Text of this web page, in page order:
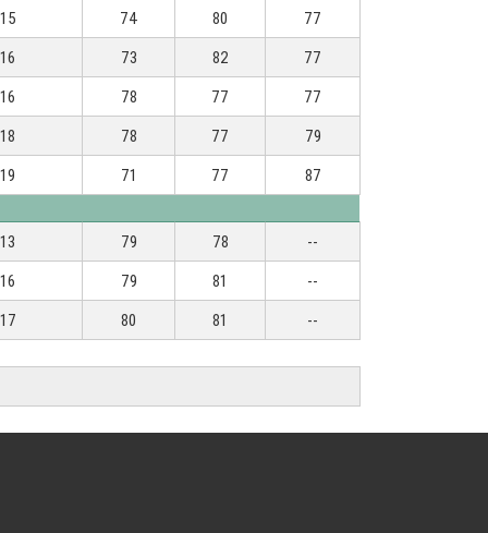
15
74 80
77
16
73 82
77
16
78 77
77
18
78 77
79
19
71 77 87
13 79 78
--
16
79 81
--
17
80 81 --